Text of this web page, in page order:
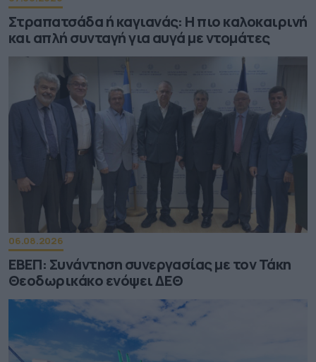
Στραπατσάδα ή καγιανάς: Η πιο καλοκαιρινή
και απλή συνταγή για αυγά με ντομάτες
06.08.2026
ΕΒΕΠ: Συνάντηση συνεργασίας με τον Τάκη
Θεοδωρικάκο ενόψει ΔΕΘ